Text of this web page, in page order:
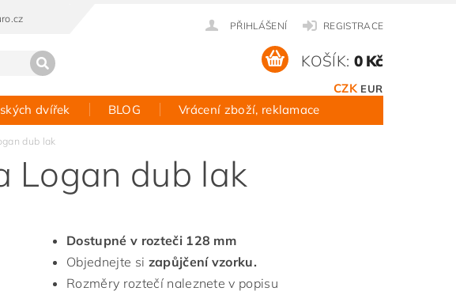
PŘIHLÁŠENÍ REGISTRACE
CZK EUR
KOŠÍK: 0 Kč
dvířek BLOG Vrácení zboží, reklamace
dub lak
Logan dub lak
Dostupné v rozteči 128 mm
Objednejte si zapůjčení vzorku.
Rozměry roztečí naleznete v popisu